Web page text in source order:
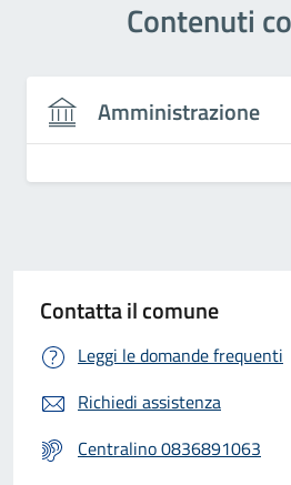
Contenuti
Amministrazione
Contatta il comune
Leggi le domande frequenti
Richiedi assistenza
Centralino 0836891063